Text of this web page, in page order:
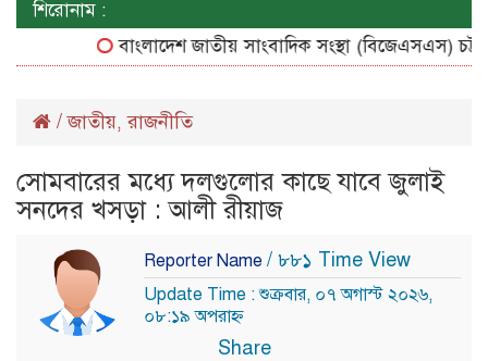
শিরোনাম :
বাংলাদেশ জাতীয় সাংবাদিক সংস্থা (বিজেএসএস)
/জাতীয়,রাজনীতি
সোমবারের মধ্যে দলগুলোর কাছে যাবে জুলাই
সনদের খসড়া : আলী রীয়াজ
Reporter Name / ৮৮১ Time View
Update Time : শুক্রবার, ০৭ অগাস্ট ২০২৬,
০৮:১৯ অপরাহ্ন
Share